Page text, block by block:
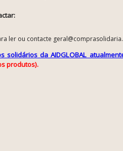
ler ou contacte
solidários da AIDGLOBAL
produtos).